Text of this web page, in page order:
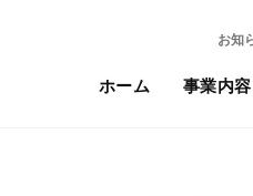
お知
ホーム 事業内容